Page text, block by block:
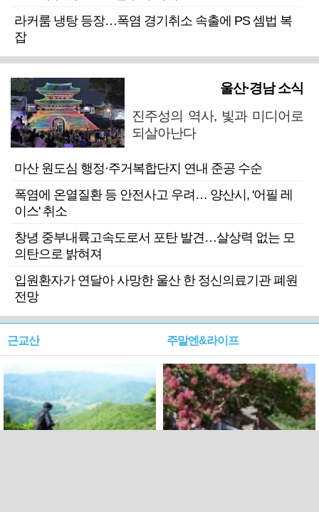
라커룸 냉탕 등장…폭염 경기취소 속출에 PS 셈법 복
잡
울산·경남 소식
진주성의 역사, 빛과 미디어로
되살아난다
마산 원도심 행정·주거복합단지 연내 준공 수순
폭염에 온열질환 등 안전사고 우려… 양산시, '어필 레
이스' 취소
창녕 중부내륙고속도로서 포탄 발견…살상력 없는 모
의탄으로 밝혀져
입원환자가 연달아 사망한 울산 한 정신의료기관 폐원
전망
근교산 주말엔&라이프